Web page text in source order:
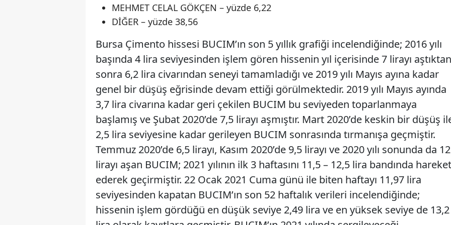
MEHMET CELAL GÖKÇEN – yüzde 6,22
DİĞER – yüzde 38,56
Bursa Çimento hissesi BUCIM’ın son 5 yıllık grafiği incelendiğinde; 2016 yılı
başında 4 lira seviyesinden işlem gören hissenin yıl içerisinde 7 lirayı aştıktan
sonra 6,2 lira civarından seneyi tamamladığı ve 2019 yılı Mayıs ayına kadar
genel bir düşüş eğrisinde devam ettiği görülmektedir. 2019 yılı Mayıs ayında
3,7 lira civarına kadar geri çekilen BUCIM bu seviyeden toparlanmaya
başlamış ve Şubat 2020’de 7,5 lirayı aşmıştır. Mart 2020’de keskin bir düşüş
2,5 lira seviyesine kadar gerileyen BUCIM sonrasında tırmanışa geçmiştir.
Temmuz 2020’de 6,5 lirayı, Kasım 2020’de 9,5 lirayı ve 2020 yılı sonunda da 12
lirayı aşan BUCIM; 2021 yılının ilk 3 haftasını 11,5 – 12,5 lira bandında hareket
ederek geçirmiştir. 22 Ocak 2021 Cuma günü ile biten haftayı 11,97 lira
seviyesinden kapatan BUCIM’ın son 52 haftalık verileri incelendiğinde;
hissenin işlem gördüğü en düşük seviye 2,49 lira ve en yüksek seviye de 13,2